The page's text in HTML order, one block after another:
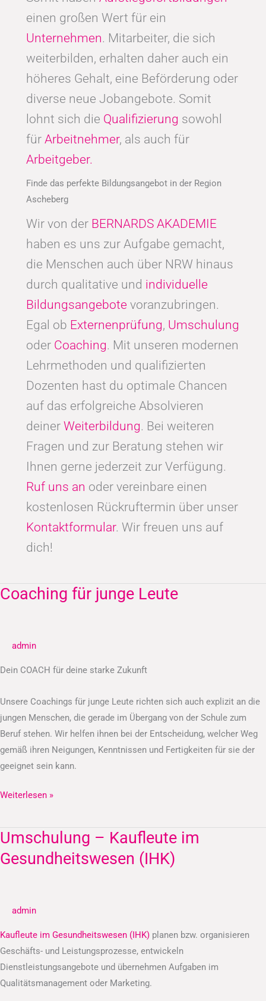
einen großen Wert für ein
Unternehmen. Mitarbeiter, die sich
weiterbilden, erhalten daher auch ein
höheres Gehalt, eine Beförderung oder
diverse neue Jobangebote. Somit
lohnt sich die Qualifizierung sowohl
für Arbeitnehmer, als auch für
Arbeitgeber.
Finde das perfekte Bildungsangebot in der Region
Ascheberg
Wir von der BERNARDS AKADEMIE
haben es uns zur Aufgabe gemacht,
die Menschen auch über NRW hinaus
durch qualitative und individuelle
Bildungsangebote voranzubringen.
Egal ob Externenprüfung, Umschulung
oder Coaching. Mit unseren modernen
Lehrmethoden und qualifizierten
Dozenten hast du optimale Chancen
auf das erfolgreiche Absolvieren
deiner Weiterbildung. Bei weiteren
Fragen und zur Beratung stehen wir
Ihnen gerne jederzeit zur Verfügung.
Ruf uns an oder vereinbare einen
kostenlosen Rückruftermin über unser
Kontaktformular. Wir freuen uns auf
dich!
Coaching für junge Leute
admin
Dein COACH für deine starke Zukunft
Unsere Coachings für junge Leute richten sich auch explizit an die
jungen Menschen, die gerade im Übergang von der Schule zum
Beruf stehen. Wir helfen ihnen bei der Entscheidung, welcher Weg
gemäß ihren Neigungen, Kenntnissen und Fertigkeiten für sie der
geeignet sein kann.
Coaching
Leute
Weiterlesen »
Umschulung – Kaufleute im
Gesundheitswesen (IHK)
admin
Kaufleute im Gesundheitswesen (IHK) planen bzw. organisieren
Geschäfts- und Leistungsprozesse, entwickeln
Dienstleistungsangebote und übernehmen Aufgaben im
Qualitätsmanagement oder Marketing.
Umschulung
–
Kaufleute
(IHK)